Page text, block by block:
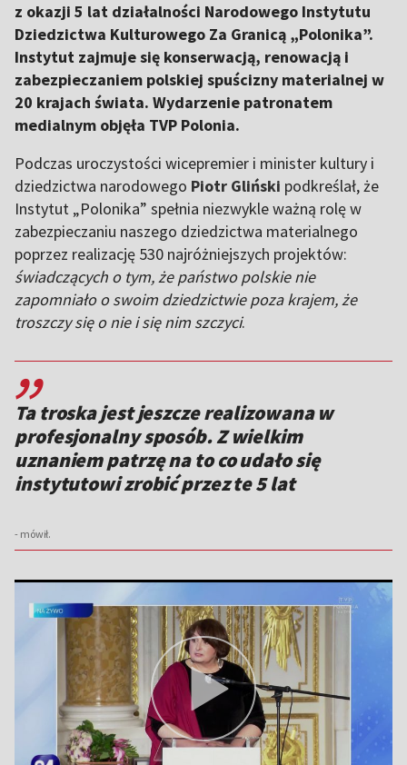
z okazji 5 lat działalności Narodowego Instytutu
Dziedzictwa Kulturowego Za Granicą „Polonika”.
Instytut zajmuje się konserwacją, renowacją i
zabezpieczaniem polskiej spuścizny materialnej w
20 krajach świata. Wydarzenie patronatem
medialnym objęła TVP Polonia.
Podczas uroczystości wicepremier i minister kultury i
dziedzictwa narodowego Piotr Gliński podkreślał, że
Instytut „Polonika” spełnia niezwykle ważną rolę w
zabezpieczaniu naszego dziedzictwa materialnego
poprzez realizację 530 najróżniejszych projektów:
świadczących o tym, że państwo polskie nie
zapomniało o swoim dziedzictwie poza krajem, że
troszczy się o nie i się nim szczyci.
,,
Ta troska jest jeszcze realizowana w
profesjonalny sposób. Z wielkim
uznaniem patrzę na to co udało się
instytutowi zrobić przez te 5 lat
- mówił.